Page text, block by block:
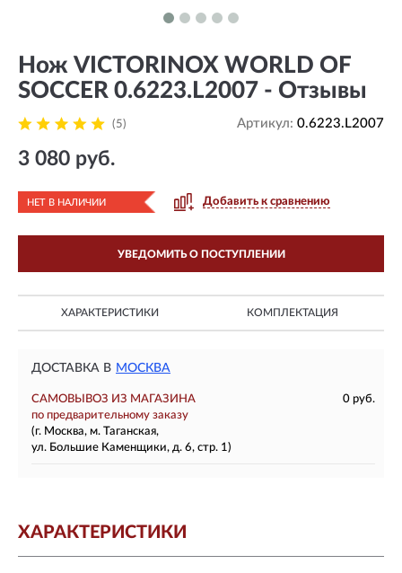
Нож VICTORINOX WORLD OF
SOCCER 0.6223.L2007 - Отзывы
(5) Артикул: 0.6223.L2007
3 080 руб.
НЕТ В НАЛИЧИИ Добавить к сравнению
УВЕДОМИТЬ О ПОСТУПЛЕНИИ
ХАРАКТЕРИСТИКИ КОМПЛЕКТАЦИЯ
ДОСТАВКА В МОСКВА
САМОВЫВОЗ ИЗ МАГАЗИНА
0 руб.
по предварительному заказу
(г. Москва, м. Таганская,
ул. Большие Каменщики, д. 6, стр. 1)
ХАРАКТЕРИСТИКИ